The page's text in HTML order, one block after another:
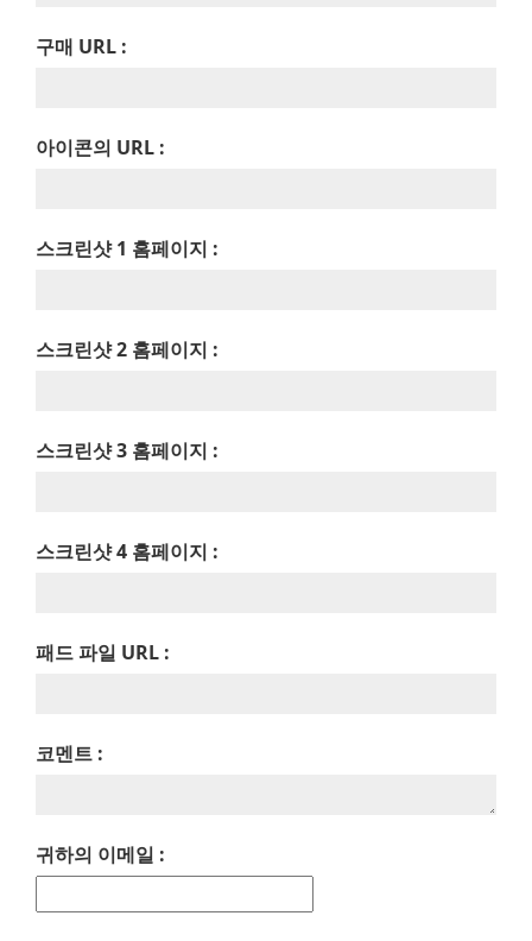
구매 URL :
아이콘의 URL :
스크린샷 1 홈페이지 :
스크린샷 2 홈페이지 :
스크린샷 3 홈페이지 :
스크린샷 4 홈페이지 :
패드 파일 URL :
코멘트 :
귀하의 이메일 :